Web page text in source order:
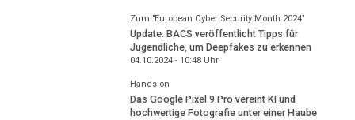
Zum "European Cyber Security Month 2024"
Update: BACS veröffentlicht Tipps für
Jugendliche, um Deepfakes zu erkennen
04.10.2024 - 10:48Uhr
Hands-on
Das Google Pixel 9 Pro vereint KI und
hochwertige Fotografie unter einer Haube